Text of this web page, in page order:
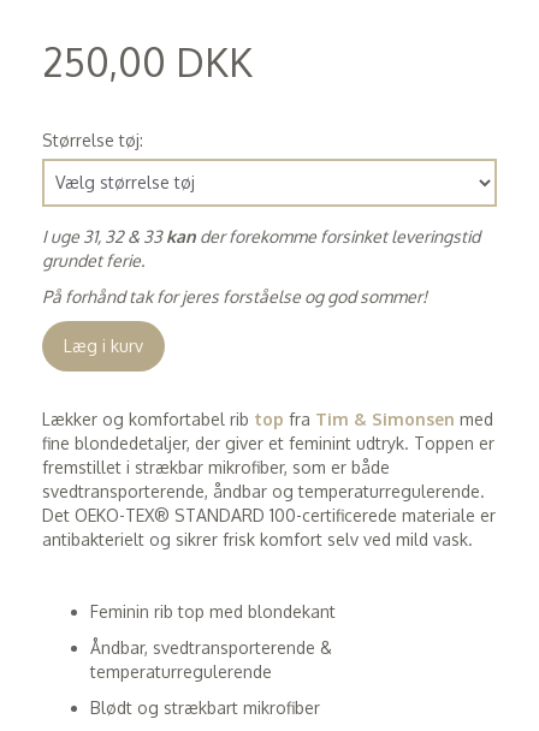
250,00 DKK
Størrelse tøj:
I uge 31, 32 & 33kan der forekomme forsinket leveringstid
grundet ferie.
På forhånd tak for jeres forståelse og god sommer!
Læg i kurv
Lækker og komfortabel rib top fra Tim & Simonsen med
fine blondedetaljer, der giver et feminint udtryk. Toppen er
fremstillet i strækbar mikrofiber, som er både
svedtransporterende, åndbar og temperaturregulerende.
Det OEKO-TEX® STANDARD 100-certificerede materiale er
antibakterielt og sikrer frisk komfort selv ved mild vask.
Feminin rib top med blondekant
Åndbar, svedtransporterende &
temperaturregulerende
Blødt og strækbart mikrofiber